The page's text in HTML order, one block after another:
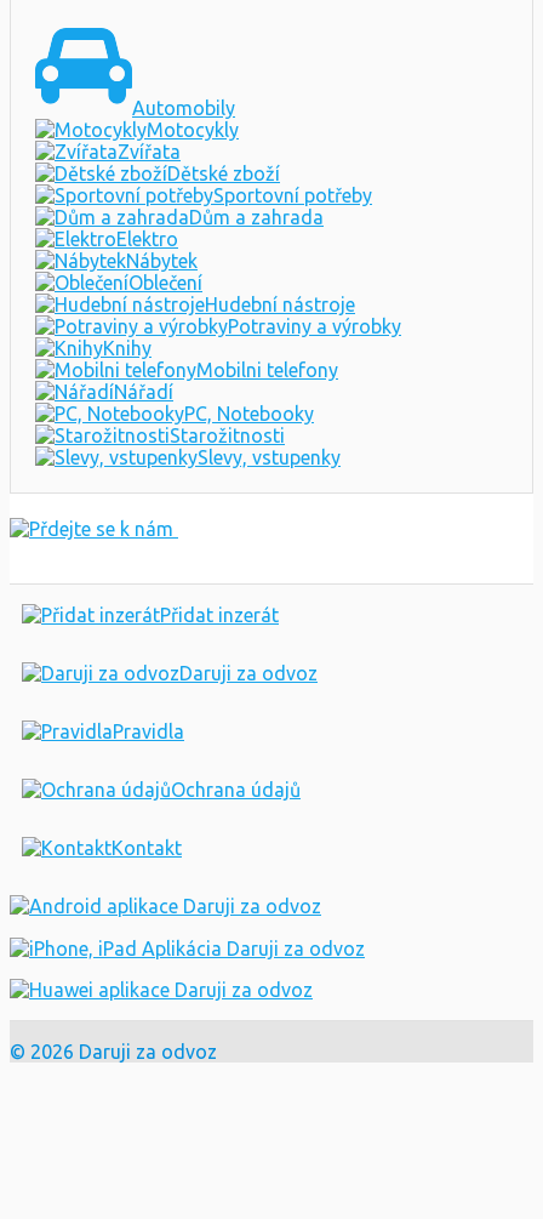
Automobily
Motocykly
Zvířata
Dětské zboží
Sportovní potřeby
Dům a zahrada
Elektro
Nábytek
Oblečení
Hudební nástroje
Potraviny a výrobky
Knihy
Mobilni telefony
Nářadí
PC, Notebooky
Starožitnosti
Slevy, vstupenky
Přidat inzerát
Daruji za odvoz
Pravidla
Ochrana údajů
Kontakt
© 2026 Daruji za odvoz